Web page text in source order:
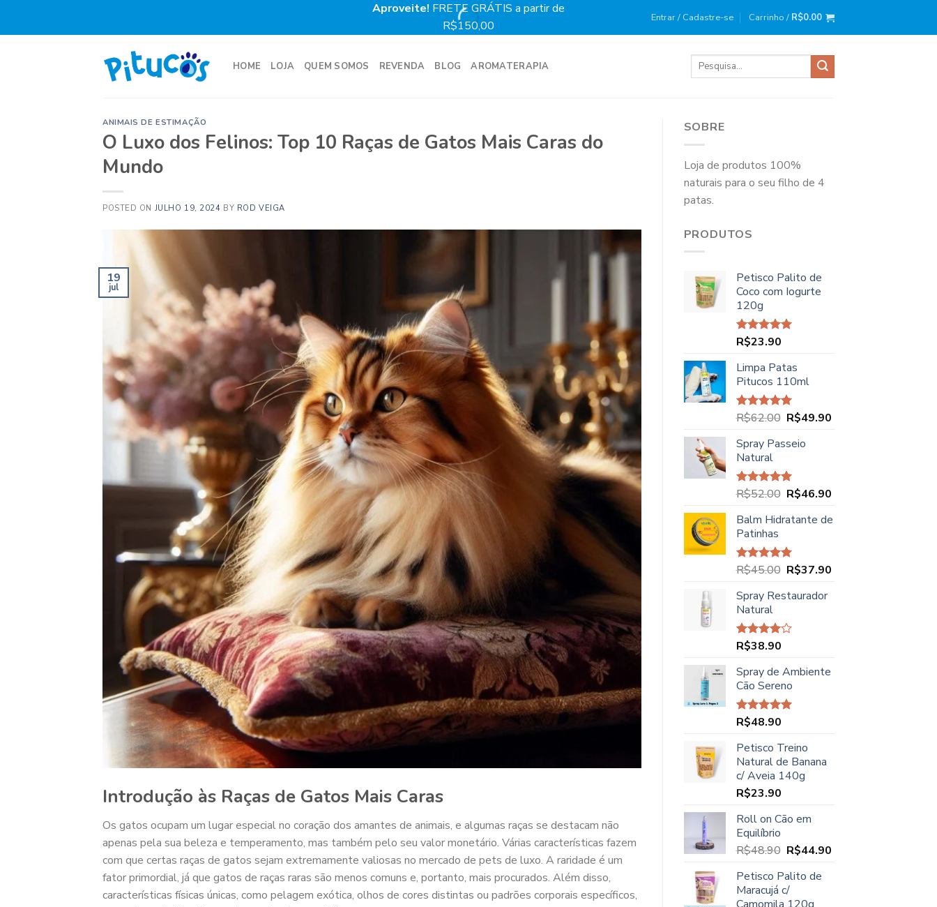
Aproveite! FRETE GRÁTIS a partir de
R$150,00
: BEMVINDO10
Entrar / Cadastre-se Carrinho / R$0.00
HOME LOJA QUEM SOMOS REVENDA BLOG AROMATERAPIA
Pesquisar
ANIMAIS DE ESTIMAÇÃO
O Luxo dos Felinos: Top 10 Raças de Gatos Mais Caras do
Mundo
POSTED ON JULHO 19, 2024 BY ROD VEIGA
19
jul
Introdução às Raças de Gatos Mais Caras
Os gatos ocupam um lugar especial no coração dos amantes de animais, e algumas raças se destacam não
apenas pela sua beleza e temperamento, mas também pelo seu valor monetário. Várias características fazem
com que certas raças de gatos sejam extremamente valiosas no mercado de pets de luxo. A raridade é um
fator primordial, já que gatos de raças raras são menos comuns e, portanto, mais procurados. Além disso,
características físicas únicas, como pelagem exótica, olhos de cores distintas ou padrões corporais específicos,
SOBRE
Loja de produtos 100%
naturais para o seu filho de 4
patas.
PRODUTOS
Petisco Palito de
Coco com Iogurte
120g
Avaliação
R$23.90
Limpa Patas
Pitucos 110ml
Avaliação
R$62.00 O
original
R$62.00.
R$49.90
Spray Passeio
Natural
Avaliação
R$52.00 O
original
R$52.00.
R$46.90
atual
Balm Hidratante de
Patinhas
Avaliação
R$45.00 O
original
R$45.00.
R$37.90
Spray Restaurador
Natural
Avaliação
5
R$38.90
Spray de Ambiente
Cão Sereno
Avaliação
R$48.90
Petisco Treino
Natural de Banana
c/ Aveia 140g
R$23.90
Roll on Cão em
Equilíbrio
R$48.90 O
original
era:
R$44.90
Petisco Palito de
Maracujá c/